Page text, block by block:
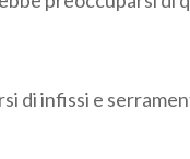
di infissi e